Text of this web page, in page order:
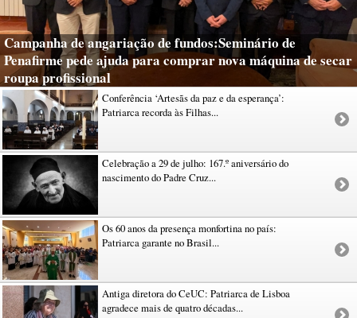
Campanha de angariação de fundos:Seminário de
Penafirme pede ajuda para comprar nova máquina de secar
roupa profissional
Conferência ‘Artesãs da paz e da esperança’:
Patriarca recorda às Filhas...
Celebração a 29 de julho: 167.º aniversário do
nascimento do Padre Cruz...
Os 60 anos da presença monfortina no país:
Patriarca garante no Brasil...
Antiga diretora do CeUC: Patriarca de Lisboa
agradece mais de quatro décadas...